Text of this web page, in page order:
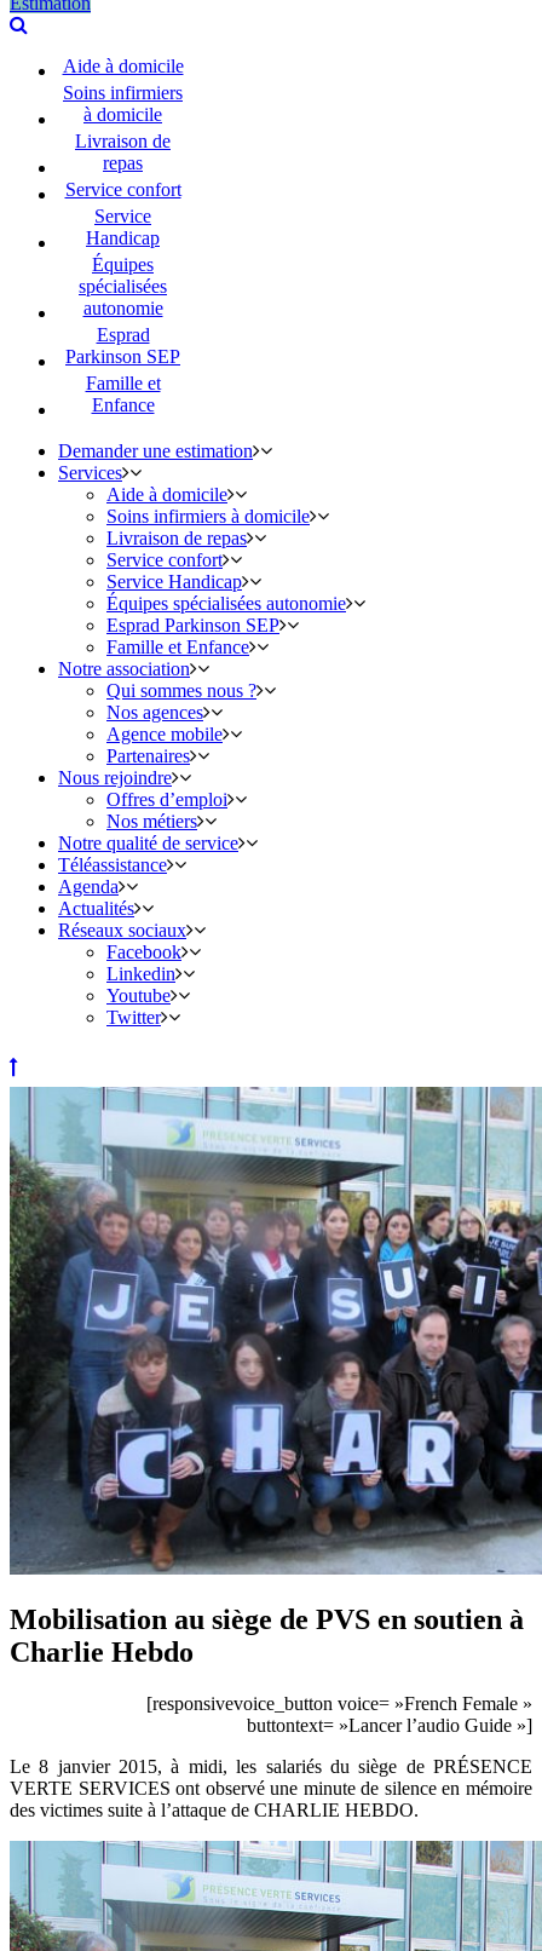
Aide à domicile
Soins infirmiers
à domicile
Livraison de
repas
Service confort
Service
Handicap
Équipes
spécialisées
autonomie
Esprad
Parkinson SEP
Famille et
Enfance
Demander une estimation
Services
Aide à domicile
Soins infirmiers à domicile
Livraison de repas
Service confort
Service Handicap
Équipes spécialisées autonomie
Esprad Parkinson SEP
Famille et Enfance
Notre association
Qui sommes nous ?
Nos agences
Agence mobile
Partenaires
Nous rejoindre
Offres d’emploi
Nos métiers
Notre qualité de service
Téléassistance
Agenda
Actualités
Réseaux sociaux
Facebook
Linkedin
Youtube
Twitter
Mobilisation au siège de PVS en soutien à
Charlie Hebdo
[responsivevoice_button voice= »French Female »
buttontext= »Lancer l’audio Guide »]
Le 8 janvier 2015, à midi, les salariés du siège de PRÉSENCE
VERTE SERVICES ont observé une minute de silence en mémoire
des victimes suite à l’attaque de CHARLIE HEBDO.